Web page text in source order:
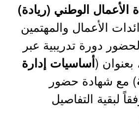
الأعمال الوطني (ريادة)
الأعمال والمهتمين
دورة تدريبية عبر
بعنوان (أساسيات إدارة
) مع شهادة حضور
لبقية التفاصيل